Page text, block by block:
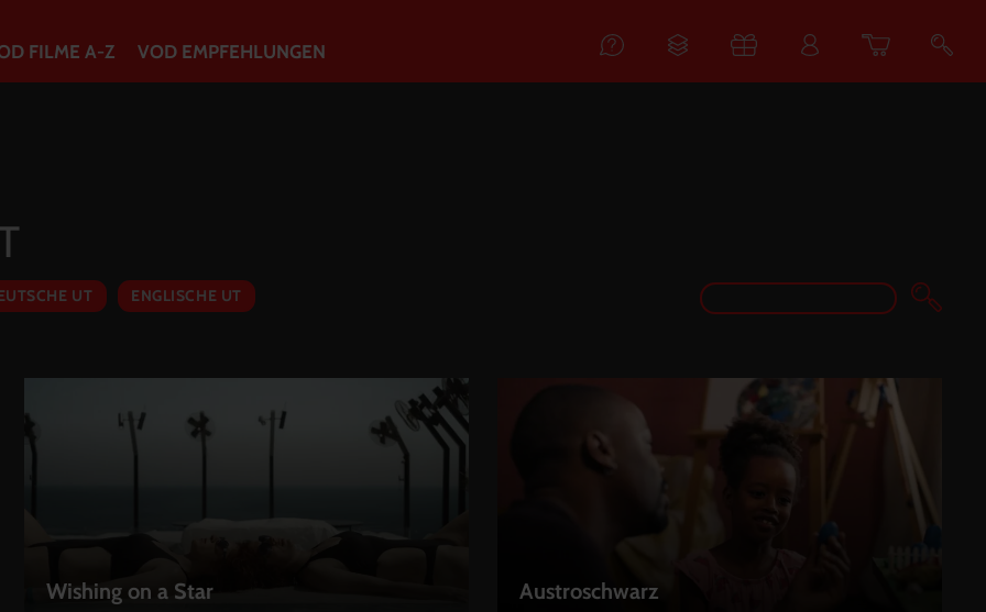
Filmpakete
Warenkorb
FILME A-Z VOD EMPFEHLUNGEN
UT ENGLISCHE UT
Wishing on a Star
LEIHEN Austroschwarz
LEIHEN